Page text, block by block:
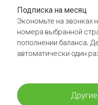
Подписка на месяц
Экономьте на звонках
номера выбранной
пополнении баланса.
автоматически один